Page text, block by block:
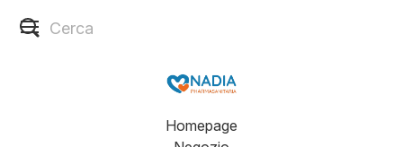
Homepage